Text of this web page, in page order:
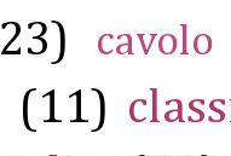
cavolo
(11)